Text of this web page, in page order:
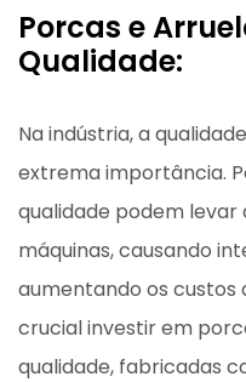
Porcas e
Qualidade:
Na indústria, a
extrema importância.
qualidade podem
máquinas, causando
aumentando os custos
crucial investir em
qualidade, fabricadas